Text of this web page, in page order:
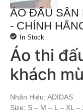
ÁO ĐẤU SÂN
- CHÍNH
In Stock
Áo thi
khách
Nhãn Hiệu: ADIDAS
Size: S – M – L – XL –